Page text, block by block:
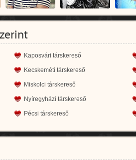
Kaposvári társkereső
Kecskeméti társkereső
Miskolci társkereső
Nyíregyházi társkereső
Pécsi társkereső